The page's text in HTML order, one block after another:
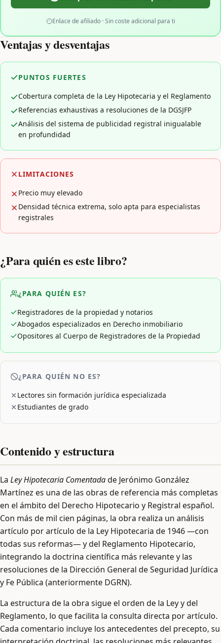
Enlace de afiliado · Sin coste adicional para ti
Ventajas y desventajas
PUNTOS FUERTES
Cobertura completa de la Ley Hipotecaria y el Reglamento
Referencias exhaustivas a resoluciones de la DGSJFP
Análisis del sistema de publicidad registral inigualable
en profundidad
LIMITACIONES
Precio muy elevado
Densidad técnica extrema, solo apta para especialistas
registrales
¿Para quién es este libro?
¿PARA QUIÉN ES?
Registradores de la propiedad y notarios
Abogados especializados en Derecho inmobiliario
Opositores al Cuerpo de Registradores de la Propiedad
¿PARA QUIÉN NO ES?
Lectores sin formación jurídica especializada
Estudiantes de grado
Contenido y estructura
La Ley Hipotecaria Comentadade Jerónimo González
Martínez es una de las obras de referencia más completas
en el ámbito del Derecho Hipotecario y Registral español.
Con más de mil cien páginas, la obra realiza un análisis
artículo por artículo de la Ley Hipotecaria de 1946 —con
todas sus reformas— y del Reglamento Hipotecario,
integrando la doctrina científica más relevante y las
resoluciones de la Dirección General de Seguridad Jurídica
y Fe Pública (anteriormente DGRN).
La estructura de la obra sigue el orden de la Ley y del
Reglamento, lo que facilita la consulta directa por artículo.
Cada comentario incluye los antecedentes del precepto, su